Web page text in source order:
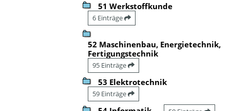
51 Werkstoffkunde
6 Einträge
52 Maschinenbau, Energietechnik,
Fertigungstechnik
95 Einträge
53 Elektrotechnik
59 Einträge